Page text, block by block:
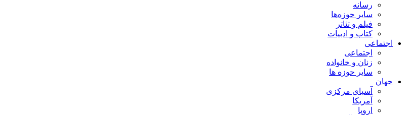
رسانه
سایر حوزه‌ها
فیلم و تئاتر
کتاب و ادبیات
اجتماعی
اجتماعی
زنان و خانواده
سایر حوزه ها
جهان
آسیای مرکزی
آمریکا
اروپا